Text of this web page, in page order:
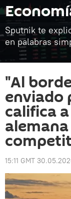
Sputnik te
en palabras
"Al
enviado
califica
15:11 GMT